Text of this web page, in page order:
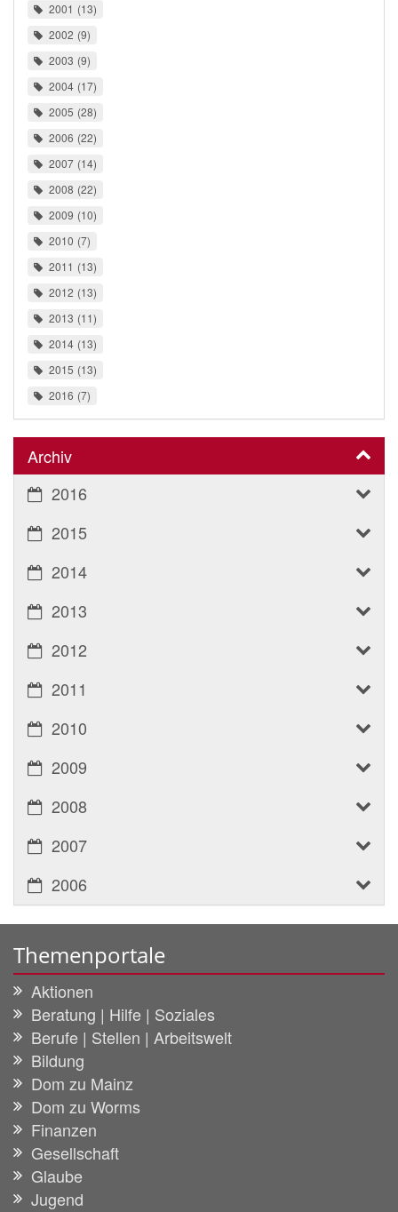
2001
13
2002 9
2003 9
2004 17
2005 28
2006 22
2007 14
2008 22
2009 10
2010 7
2011
13
2012 13
2013 11
2014 13
2015 13
2016 7
Archiv
2016
2015
2014
2013
2012
2011
2010
2009
2008
2007
2006
Themenportale
Aktionen
Beratung | Hilfe | Soziales
Berufe | Stellen | Arbeitswelt
Bildung
Dom zu Mainz
Dom zu Worms
Finanzen
Gesellschaft
Glaube
Jugend